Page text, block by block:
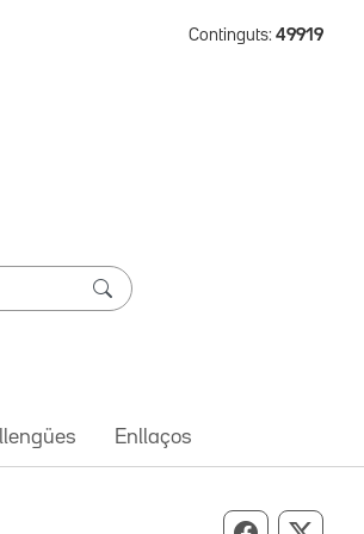
Continguts: 49919
Enllaços